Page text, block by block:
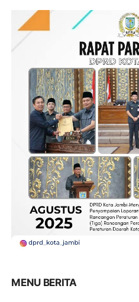
MENU BERITA